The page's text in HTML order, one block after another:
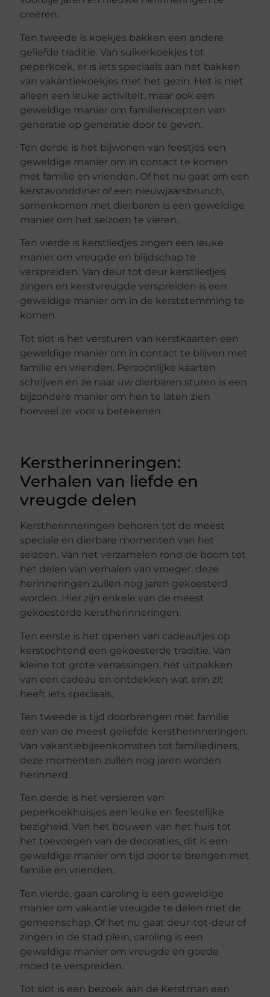
creëren.
Ten tweede is koekjes bakken een andere
geliefde traditie. Van suikerkoekjes tot
peperkoek, er is iets speciaals aan het bakken
van vakantiekoekjes met het gezin. Het is niet
alleen een leuke activiteit, maar ook een
geweldige manier om familierecepten van
generatie op generatie door te geven.
Ten derde is het bijwonen van feestjes een
geweldige manier om in contact te komen
met familie en vrienden. Of het nu gaat om een
kerstavonddiner of een nieuwjaarsbrunch,
samenkomen met dierbaren is een geweldige
manier om het seizoen te vieren.
Ten vierde is kerstliedjes zingen een leuke
manier om vreugde en blijdschap te
verspreiden. Van deur tot deur kerstliedjes
zingen en kerstvreugde verspreiden is een
geweldige manier om in de kerststemming te
komen.
Tot slot is het versturen van kerstkaarten een
geweldige manier om in contact te blijven met
familie en vrienden. Persoonlijke kaarten
schrijven en ze naar uw dierbaren sturen is een
bijzondere manier om hen te laten zien
hoeveel ze voor u betekenen.
Kerstherinneringen:
Verhalen van liefde en
vreugde delen
Kerstherinneringen behoren tot de meest
speciale en dierbare momenten van het
seizoen. Van het verzamelen rond de boom tot
het delen van verhalen van vroeger, deze
herinneringen zullen nog jaren gekoesterd
worden. Hier zijn enkele van de meest
gekoesterde kerstherinneringen.
Ten eerste is het openen van cadeautjes op
kerstochtend een gekoesterde traditie. Van
kleine tot grote verrassingen, het uitpakken
van een cadeau en ontdekken wat erin zit
heeft iets speciaals.
Ten tweede is tijd doorbrengen met familie
een van de meest geliefde kerstherinneringen.
Van vakantiebijeenkomsten tot familiediners,
deze momenten zullen nog jaren worden
herinnerd.
Ten derde is het versieren van
peperkoekhuisjes een leuke en feestelijke
bezigheid. Van het bouwen van het huis tot
het toevoegen van de decoraties, dit is een
geweldige manier om tijd door te brengen met
familie en vrienden.
Ten vierde, gaan caroling is een geweldige
manier om vakantie vreugde te delen met de
gemeenschap. Of het nu gaat deur-tot-deur of
zingen in de stad plein, caroling is een
geweldige manier om vreugde en goede
moed te verspreiden.
Tot slot is een bezoek aan de Kerstman een